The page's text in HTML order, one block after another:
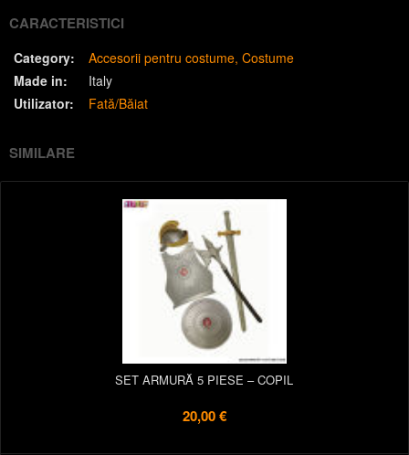
CARACTERISTICI
Category: Accesorii pentru costume Costume
Made in:
Italy
Utilizator:
Fată/Băiat
SIMILARE
SET ARMURĂ 5 PIESE – COPIL
20,00 €